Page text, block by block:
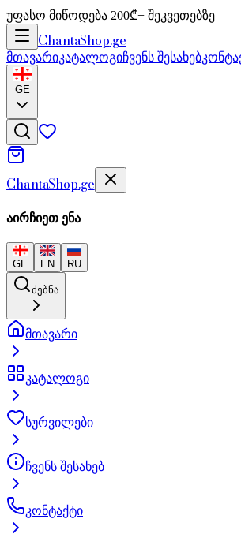
უფასო მიწოდება 200₾+ შეკვეთებზე
ChantaShop.ge
მთავარიკატალოგიჩვენს შესახებ
GE
ChantaShop.ge
აირჩიეთ ენა
GE EN RU
ძებნა
მთავარი
კატალოგი
სურვილები
ჩვენს შესახებ
კონტაქტი